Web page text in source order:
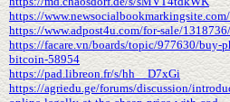
https://
https://www.adpost4u.com/for-sale/
https://facare.vn/boards/topic/977630/buy-
bitcoin-58954
https://pad.libreon.fr/s/hh__D7xGi
https://agriedu.ge/forums/discussion/